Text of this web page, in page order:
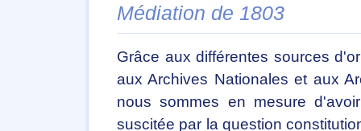
Médiation de 1803
Grâce aux différentes sources
aux Archives Nationales et aux
nous sommes en mesure
suscitée par la question